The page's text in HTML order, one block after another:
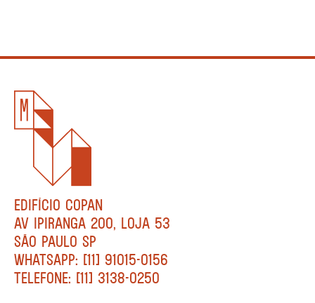
EDIFÍCIO COPAN
AV IPIRANGA 200, LOJA 53
SÃO PAULO SP
WHATSAPP: [11] 91015-0156
TELEFONE: [11] 3138-0250